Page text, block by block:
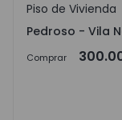
Pedroso - Vila
Piso de Vivienda
Pedroso - Vila
Comprar